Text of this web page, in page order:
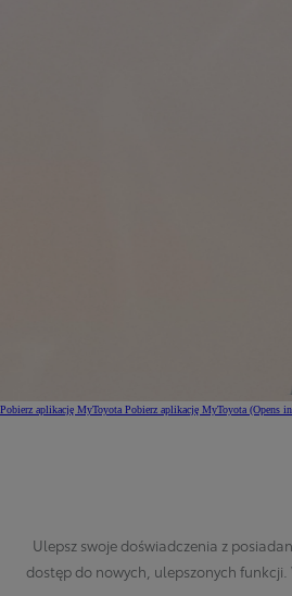
Pobierz aplikację MyToyota Pobierz aplikację MyToyota (Opens
Ulepsz swoje doświadczenia z
dostęp do nowych, ulepszonych